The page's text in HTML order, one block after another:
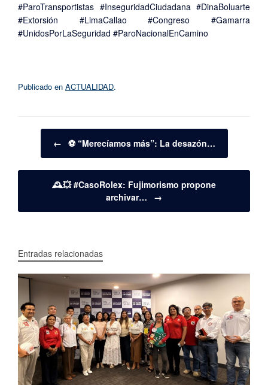
#ParoTransportistas #InseguridadCiudadana #DinaBoluarte
#Extorsión #LimaCallao #Congreso #Gamarra
#UnidosPorLaSeguridad #ParoNacionalEnCamino
Publicado en ACTUALIDAD.
Navegador de artículos
← ⚽️ “Merecíamos más”: La desazón…
🕰️💥 #CasoRolex: Fujimorismo propone
archivar…
→
Entradas relacionadas